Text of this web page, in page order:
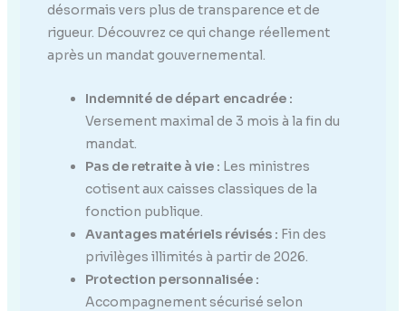
désormais vers plus de transparence et de
rigueur. Découvrez ce qui change réellement
après un mandat gouvernemental.
Indemnité de départ encadrée :
Versement maximal de 3 mois à la fin du
mandat.
Pas de retraite à vie : Les ministres
cotisent aux caisses classiques de la
fonction publique.
Avantages matériels révisés : Fin des
privilèges illimités à partir de 2026.
Protection personnalisée :
Accompagnement sécurisé selon